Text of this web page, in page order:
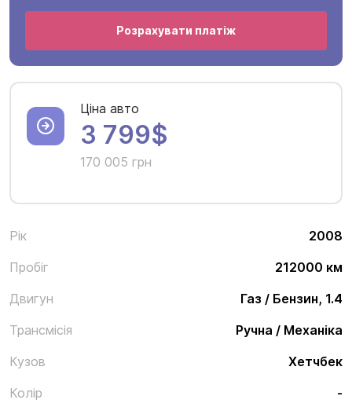
Рік
2008
Пробіг
212000 км
Двигун
Газ / Бензин, 1.4
Трансмісія
Ручна / Механіка
Кузов
Хетчбек
Колір
-
Розрахувати платіж
Ціна авто
3 799$
170 005 грн